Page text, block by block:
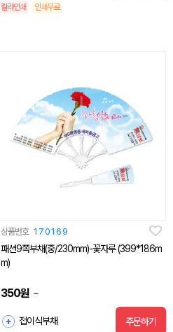
칼라인쇄 인쇄무료
상품번호 170169
패션9쪽부채(중/230mm)-꽃자루 (399*186m
m)
350원 ~
접이식부채 주문하기